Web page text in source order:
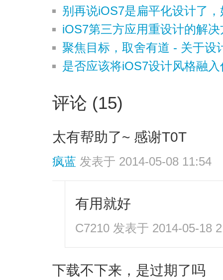
别再说iOS7是扁平化设计了
iOS7第三方应用重设计的解
聚焦目标，取舍有道 - 关于设
是否应该将iOS7设计风格融
评论 (15)
太有帮助了~ 感谢T0T
疯蓝 发表于 2014-05-08 11:54
有用就好
C7210 发表于 2014-05-18
下载不下来，是过期了吗